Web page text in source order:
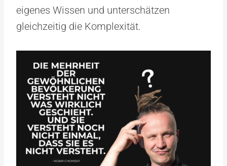
eigenes Wissen und unterschätzen
gleichzeitig die Komplexität.